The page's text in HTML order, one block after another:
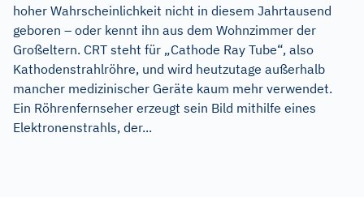
hoher Wahrscheinlichkeit nicht in diesem Jahrtausend
geboren – oder kennt ihn aus dem Wohnzimmer der
Großeltern. CRT steht für „Cathode Ray Tube“, also
Kathodenstrahlröhre, und wird heutzutage außerhalb
mancher medizinischer Geräte kaum mehr verwendet.
Ein Röhrenfernseher erzeugt sein Bild mithilfe eines
Elektronenstrahls, der...